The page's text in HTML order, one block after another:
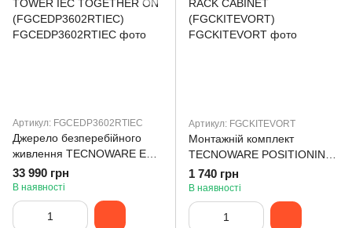
Артикул: FGCEDP3602RTIEC
Джерело безперебійного
живлення TECNOWARE EVO
DSP PLUS 3600 RACK /
TOWER IEC TOGETHER ON
(FGCEDP3602RTIEC)
33 990 грн
В наявності
Артикул: FGCKITEVORT
Монтажній комплект
TECNOWARE POSITIONING
KIT AND BATTERY BOX IN
RACK CABINET
(FGCKITEVORT)
1 740 грн
В наявності